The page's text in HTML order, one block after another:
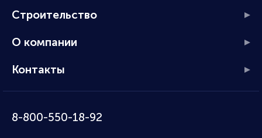
Строительство
О компании
Контакты
8-800-550-18-92